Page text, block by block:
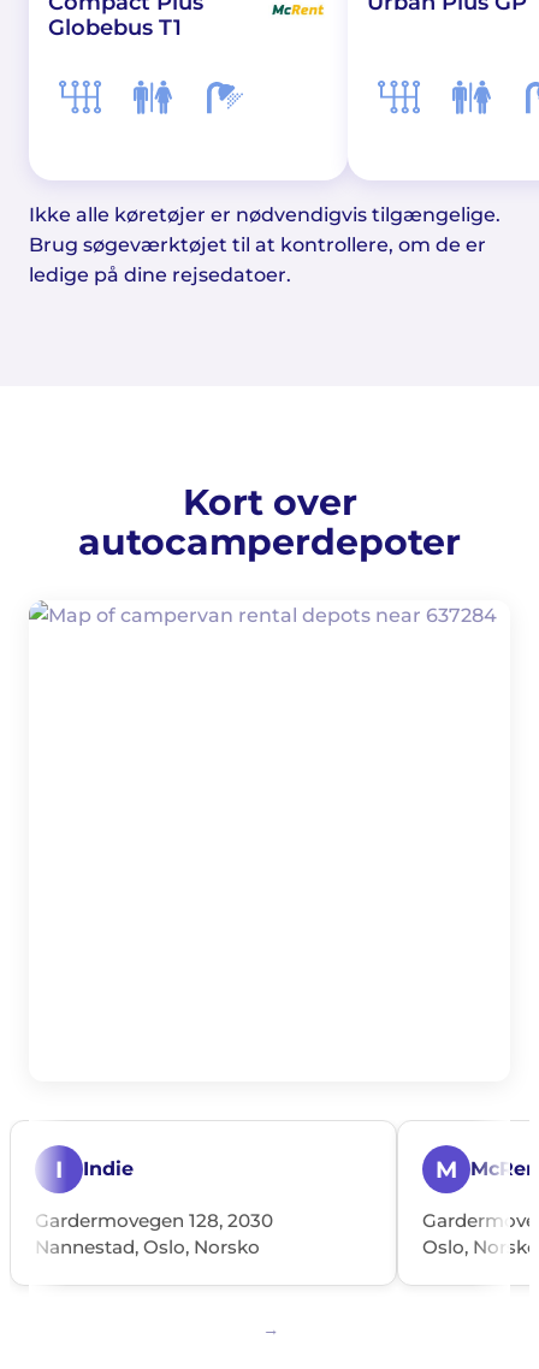
Globebus T1
Ikke alle køretøjer er nødvendigvis tilgængelige.
Brug søgeværktøjet til at kontrollere, om de er
ledige på dine rejsedatoer.
Kort over
autocamperdepoter
I Indie
Gardermovegen 128, 2030
Nannestad, Oslo, Norsko
M
Oslo, Norsko